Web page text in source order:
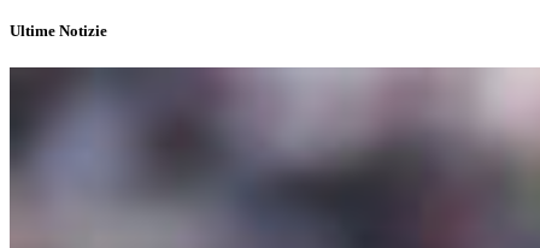
Ultime Notizie